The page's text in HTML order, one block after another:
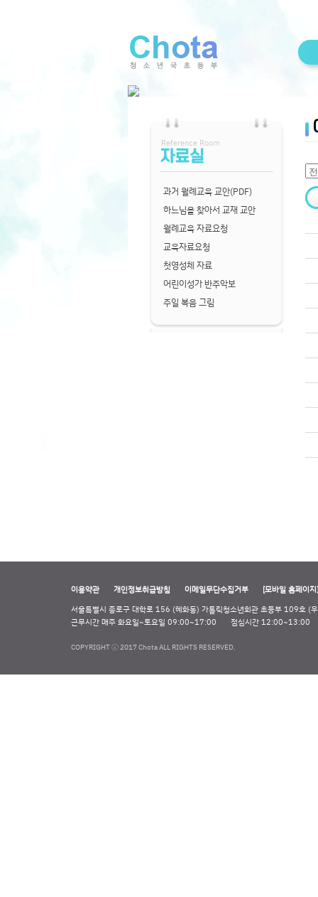
Reference Room
자료실
과거 월례교육 교안(PDF)
하느님을 찾아서 교재 교안
월례교육 자료요청
교육자료요청
첫영성체 자료
어린이성가 반주악보
주일 복음 그림
이용약관 개인정보취급방침 이메일무단수집거부
[모바일 홈페이지]
서울특별시 종로구 대학로 156 (혜화동) 가톨릭청소년회관 초등부 109호 (
근무시간 매주 화요일~토요일 09:00~17:00
점심시간 12:00~13:00
COPYRIGHT ⓒ 2017 Chota ALL RIGHTS RESERVED.